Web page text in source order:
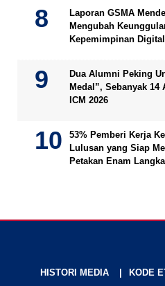
Laporan GSMA
Mengubah
Kepemimpinan
Dua Alumni Peking
Medal”, Sebanyak
ICM 2026
53% Pemberi Kerja
Lulusan yang Siap
Petakan Enam
HISTORI MEDIA KODE